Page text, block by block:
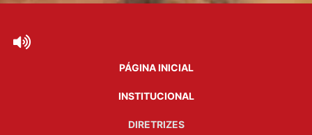
PÁGINA INICIAL
INSTITUCIONAL
DIRETRIZES